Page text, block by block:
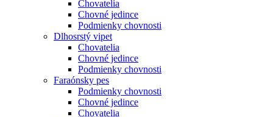
Chovatelia
Chovné jedince
Podmienky chovnosti
Dlhosrstý vipet
Chovatelia
Chovné jedince
Podmienky chovnosti
Faraónsky pes
Podmienky chovnosti
Chovné jedince
Chovatelia